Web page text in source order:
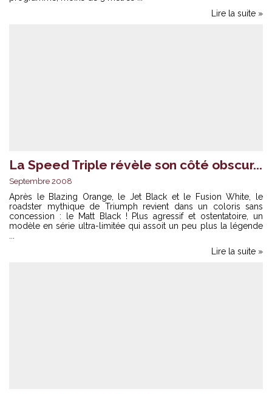
Lire la suite »
La Speed Triple révèle son côté obscur...
Septembre 2008
Après le Blazing Orange, le Jet Black et le Fusion White, le
roadster mythique de Triumph revient dans un coloris sans
concession : le Matt Black ! Plus agressif et ostentatoire, un
modèle en série ultra-limitée qui assoit un peu plus la légende
Lire la suite »